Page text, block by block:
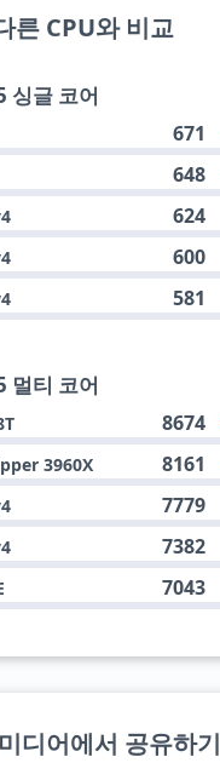
른 CPU와 비교
싱글 코어
671
648
624
600
581
멀티 코어
8674
3960X 8161
7779
7382
7043
디어에서 공유하기